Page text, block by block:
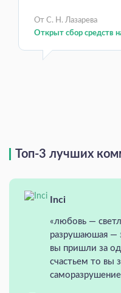
От С. Н. Лазарева
Открыт сбор средств
Топ-3 лучших
Inci
«любовь —
разрушаюшая —
вы пришли за
счастьем то вы